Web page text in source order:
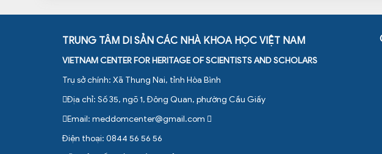
TRUNG TÂM DI SẢN CÁC NHÀ KHOA HỌC VIỆT NAM
VIETNAM CENTER FOR HERITAGE OF SCIENTISTS AND SCHOLARS
Trụ sở chính: Xã Thung Nai, tỉnh Hòa Bình
Địa chỉ: Số 35, ngõ 1, Đông Quan, phường Cầu Giấy
Email: meddomcenter@gmail.com
Điện thoại: 0844 56 56 56